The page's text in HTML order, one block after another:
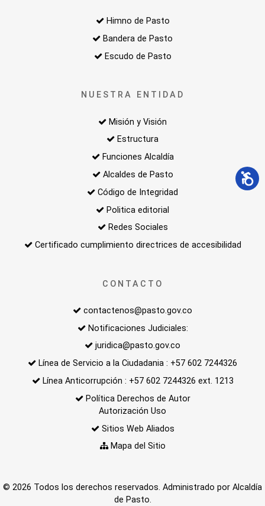
Himno de Pasto
Bandera de Pasto
Escudo de Pasto
NUESTRA ENTIDAD
Misión y Visión
Estructura
Funciones Alcaldía
Alcaldes de Pasto
Código de Integridad
Politica editorial
Redes Sociales
Certificado cumplimiento directrices de accesibilidad
CONTACTO
contactenos@pasto.gov.co
Notificaciones Judiciales:
juridica@pasto.gov.co
Línea de Servicio a la Ciudadania : +57 602 7244326
Línea Anticorrupción : +57 602 7244326 ext. 1213
Política Derechos de Autor
Autorización Uso
Sitios Web Aliados
Mapa del Sitio
© 2026 Todos los derechos reservados. Administrado por Alcaldía
de Pasto.